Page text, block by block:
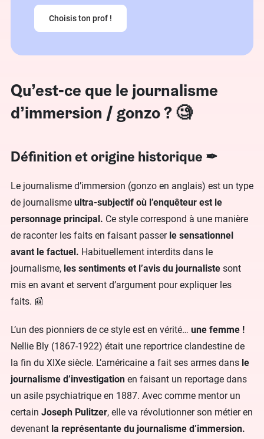
Choisis ton prof !
Qu’est-ce que le journalisme
d’immersion / gonzo ? 🧐
Définition et origine historique ✒
Le journalisme d’immersion (gonzo en anglais) est un type
de journalisme ultra-subjectif où l’enquêteur est le
personnage principal. Ce style correspond à une manière
de raconter les faits en faisant passer le sensationnel
avant le factuel. Habituellement interdits dans le
journalisme, les sentiments et l’avis du journaliste sont
mis en avant et servent d’argument pour expliquer les
faits. 📰
L’un des pionniers de ce style est en vérité… une femme !
Nellie Bly (1867-1922) était une reportrice clandestine de
la fin du XIXe siècle. L’américaine a fait ses armes dans le
journalisme d’investigation en faisant un reportage dans
un asile psychiatrique en 1887. Avec comme mentor un
certain Joseph Pulitzer, elle va révolutionner son métier en
devenant la représentante du journalisme d’immersion.